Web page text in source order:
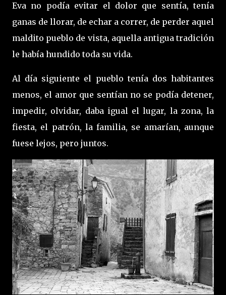
Eva no podía evitar el dolor que sentía, tenía
ganas de llorar, de echar a correr, de perder aquel
maldito pueblo de vista, aquella antigua tradición
le había hundido toda su vida.
Al día siguiente el pueblo tenía dos habitantes
menos, el amor que sentían no se podía detener,
impedir, olvidar, daba igual el lugar, la zona, la
fiesta, el patrón, la familia, se amarían, aunque
fuese lejos, pero juntos.